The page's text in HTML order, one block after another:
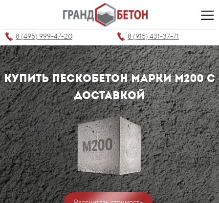
8 (495) 999-47-20 8 (915) 431-37-71
купить пескобетон МАРКИ м200С
ДОСТАВКОЙ